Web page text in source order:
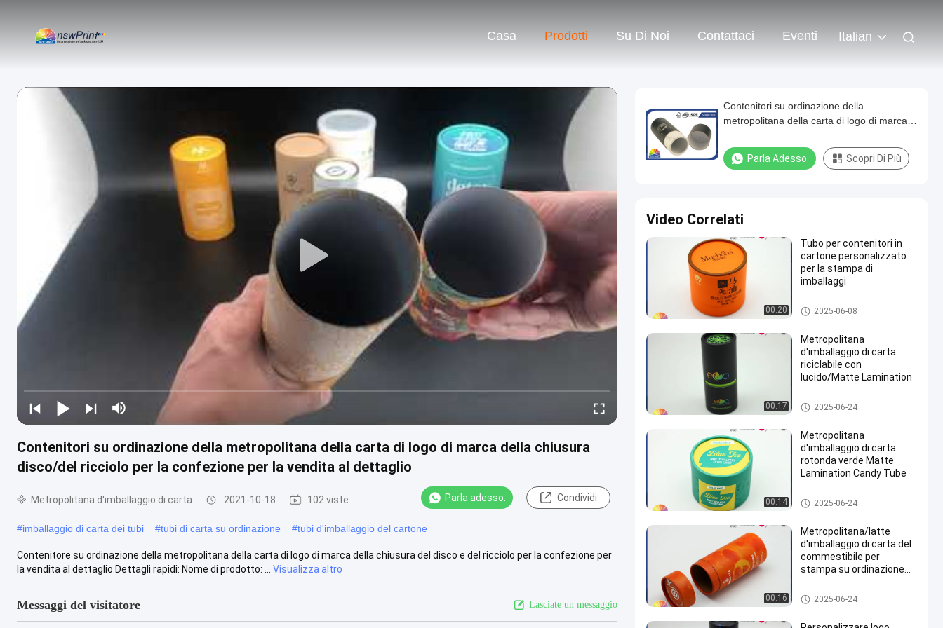
Casa Prodotti Su Di Noi Contattaci Eventi Italian
Contenitori su ordinazione della metropolitana della carta di logo di marca della chiusura
disco/del ricciolo per la confezione per la vendita al dettaglio
Metropolitana d'imballaggio di carta 2021-10-18 102 viste Parla adesso. Condividi
#imballaggio di carta dei tubi #tubi di carta su ordinazione #tubi d'imballaggio del cartone
Contenitore su ordinazione della metropolitana della carta di logo di marca della chiusura del disco e del ricciolo per la confezione per
la vendita al dettaglio Dettagli rapidi: Nome di prodotto: ...
Visualizza altro
Messaggi del visitatore Lasciate un messaggio
Contenitori su ordinazione della
metropolitana della carta di logo di marca
confezione per la vendita al dettaglio
Parla Adesso. Scopri Di Più
Video Correlati
00:20
Tubo per contenitori in
cartone personalizzato
per la stampa di
imballaggi
Metropolitana d'imballaggio di
carta
2025-06-08
00:17
Metropolitana
d'imballaggio di carta
riciclabile con
lucido/Matte Lamination
Metropolitana d'imballaggio di
carta
2025-06-24
00:14
Metropolitana
d'imballaggio di carta
rotonda verde Matte
Lamination Candy Tube
Metropolitana d'imballaggio di
carta
2025-06-24
00:16
Metropolitana/latte
d'imballaggio di carta del
commestibile per
stampa su ordinazione
dell'animale domestico
Metropolitana d'imballaggio di
carta
2025-06-24